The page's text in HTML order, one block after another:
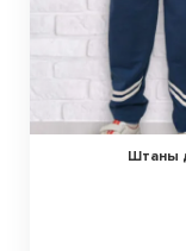
Штаны